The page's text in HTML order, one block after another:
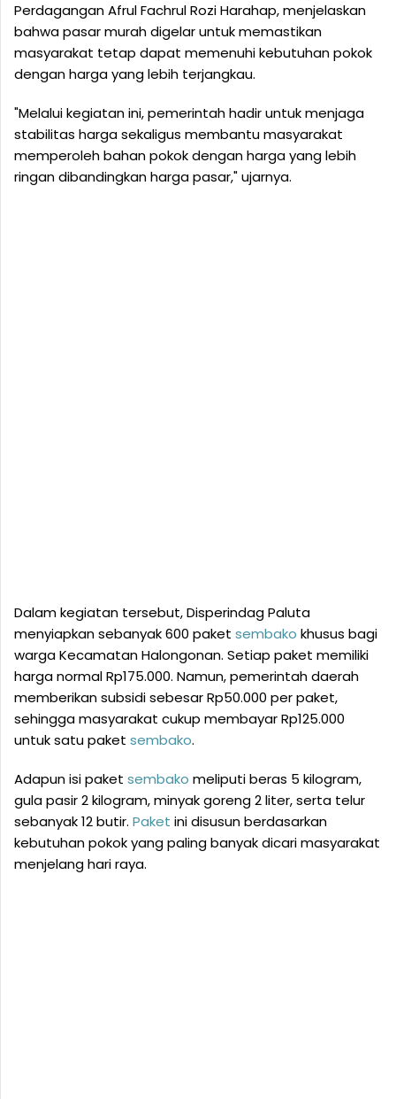
Perdagangan Afrul Fachrul Rozi Harahap, menjelaskan
bahwa pasar murah digelar untuk memastikan
masyarakat tetap dapat memenuhi kebutuhan pokok
dengan harga yang lebih terjangkau.
"Melalui kegiatan ini, pemerintah hadir untuk menjaga
stabilitas harga sekaligus membantu masyarakat
memperoleh bahan pokok dengan harga yang lebih
ringan dibandingkan harga pasar," ujarnya.
Dalam kegiatan tersebut, Disperindag Paluta
menyiapkan sebanyak 600 paket sembako khusus bagi
warga Kecamatan Halongonan. Setiap paket memiliki
harga normal Rp175.000. Namun, pemerintah daerah
memberikan subsidi sebesar Rp50.000 per paket,
sehingga masyarakat cukup membayar Rp125.000
untuk satu paket sembako.
Adapun isi paket sembako meliputi beras 5 kilogram,
gula pasir 2 kilogram, minyak goreng 2 liter, serta telur
sebanyak 12 butir. Paket ini disusun berdasarkan
kebutuhan pokok yang paling banyak dicari masyarakat
menjelang hari raya.